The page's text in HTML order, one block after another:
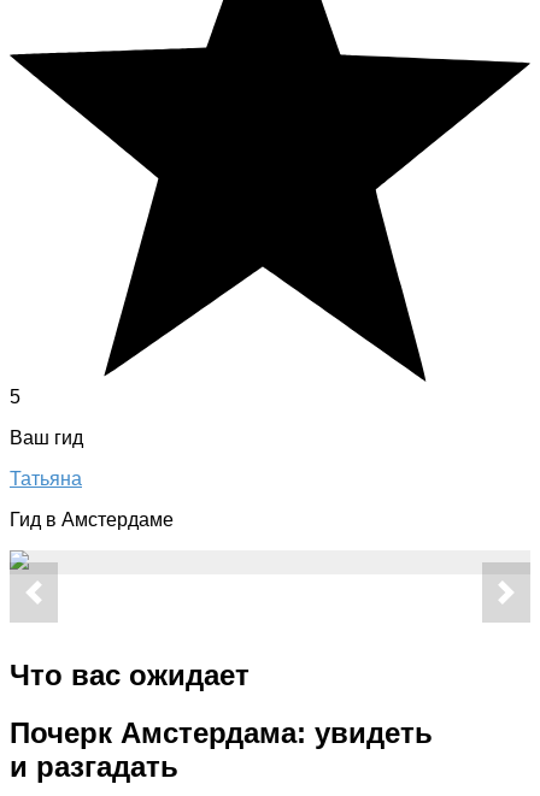
5
Ваш гид
Татьяна
Гид в Амстердаме
Что вас ожидает
Почерк Амстердама: увидеть
и разгадать